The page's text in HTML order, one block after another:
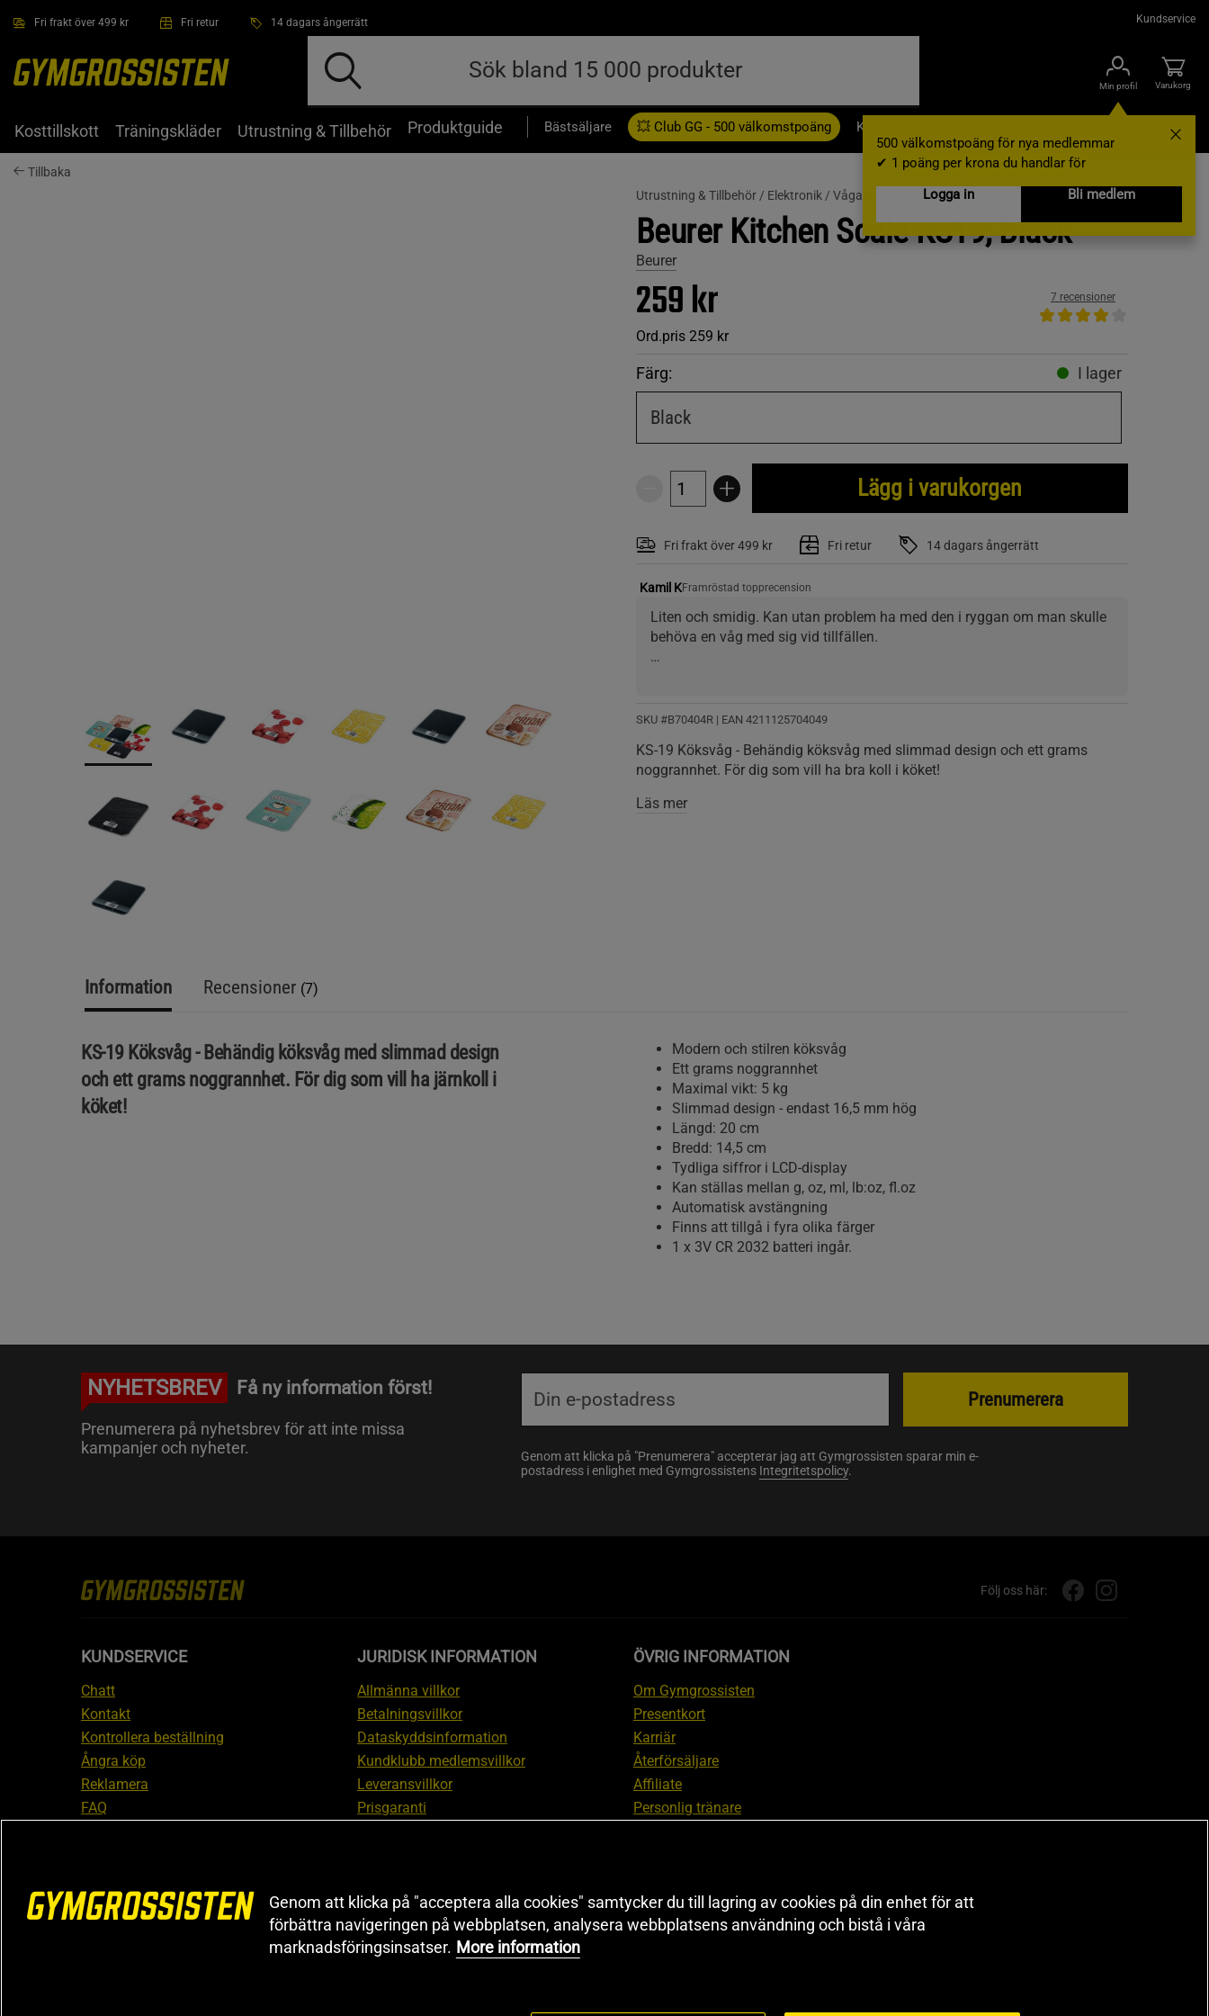
Fri frakt över 499 kr Fri retur 14 dagars ångerrätt Kundservice
Min profil
500 välkomstpoäng för nya medlemmar
✔ 1 poäng per krona du handlar för
Logga in
Bli medlem
Varukorg
Kosttillskott Träningskläder Utrustning & Tillbehör Produktguide Bästsäljare 💥 Club GG - 500 välkomstpoäng Kampanjer
Tillbaka
Utrustning & Tillbehör / Elektronik / Vågar
Beurer Kitchen Scale KS19, Black
Beurer
259 kr
Ord.pris 259 kr
7 recensioner
Färg: I lager
Black
Lägg i varukorgen
Fri frakt över 499 kr Fri retur 14 dagars ångerrätt
Kamil KFramröstad topprecension
Liten och smidig. Kan utan problem ha med den i ryggan om man skulle
behöva en våg med sig vid tillfällen.
man displayen när man väger.
SKU #B70404R | EAN 4211125704049
KS-19 Köksvåg - Behändig köksvåg med slimmad design och ett grams
noggrannhet. För dig som vill ha bra koll i köket!
Läs mer
Information Recensioner (7)
KS-19 Köksvåg - Behändig köksvåg med slimmad design
och ett grams noggrannhet. För dig som vill ha järnkoll i
köket!
Modern och stilren köksvåg
Ett grams noggrannhet
Maximal vikt: 5 kg
Slimmad design - endast 16,5 mm hög
Längd: 20 cm
Bredd: 14,5 cm
Tydliga siffror i LCD-display
Kan ställas mellan g, oz, ml, lb:oz, fl.oz
Automatisk avstängning
Finns att tillgå i fyra olika färger
1 x 3V CR 2032 batteri ingår.
NYHETSBREV Få ny information först!
Prenumerera på nyhetsbrev för att inte missa
kampanjer och nyheter.
Genom att klicka på "Prenumerera" accepterar jag att Gymgrossisten sparar min e-
postadress i enlighet med Gymgrossistens Integritetspolicy.
Prenumerera
Följ oss här:
KUNDSERVICE
Chatt
Kontakt
Kontrollera beställning
Ångra köp
Reklamera
FAQ
JURIDISK INFORMATION
Allmänna villkor
Betalningsvillkor
Dataskyddsinformation
Kundklubb medlemsvillkor
Leveransvillkor
Prisgaranti
ÖVRIG INFORMATION
Om Gymgrossisten
Presentkort
Karriär
Återförsäljare
Affiliate
Personlig tränare
Black Friday
Artiklar & Övningar
Genom att klicka på "acceptera alla cookies" samtycker du till lagring av cookies på din enhet för att
förbättra navigeringen på webbplatsen, analysera webbplatsens användning och bistå i våra
marknadsföringsinsatser. More information